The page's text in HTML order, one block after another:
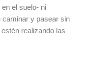
el suelo- ni
caminar y pasear sin
realizando las